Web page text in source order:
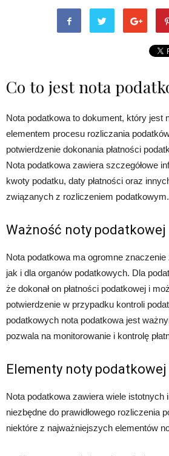
Co to jest nota
Nota podatkowa to dokument, który jest
elementem procesu rozliczania
potwierdzenie dokonania płatności
Nota podatkowa zawiera szczegółowe
kwoty podatku, daty płatności oraz
związanych z rozliczeniem podatkowym.
Ważność noty podatkowej
Nota podatkowa ma ogromne znaczenie
jak i dla organów podatkowych. Dla
że dokonał on płatności podatkowej i
potwierdzenie w przypadku kontroli
podatkowych nota podatkowa jest
pozwala na monitorowanie i kontrolę
Elementy noty podatkowej
Nota podatkowa zawiera wiele istotnych
niezbędne do prawidłowego rozliczenia
niektóre z najważniejszych elementów